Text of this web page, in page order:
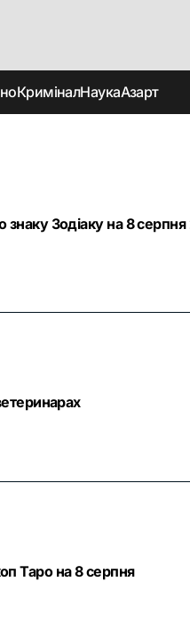
КриміналНаукаАзарт
знаку Зодіаку на 8
Таро на 8 серпня